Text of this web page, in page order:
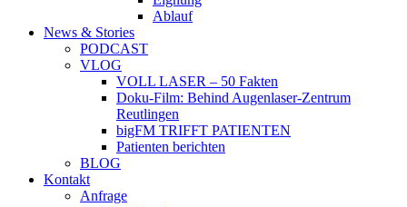
Ablauf
News & Stories
PODCAST
VLOG
VOLL LASER – 50 Fakten
Doku-Film: Behind Augenlaser-Zentrum
Reutlingen
bigFM TRIFFT PATIENTEN
Patienten berichten
BLOG
Kontakt
Anfrage